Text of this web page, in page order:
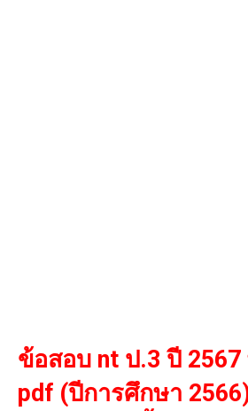
ข้อสอบ nt ป.3 ปี
pdf (ปีการศึกษา